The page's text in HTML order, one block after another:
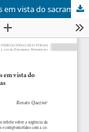
Itinerário catecumenal com pais e padrinhos em vista do sacramento do Batismo de crianças